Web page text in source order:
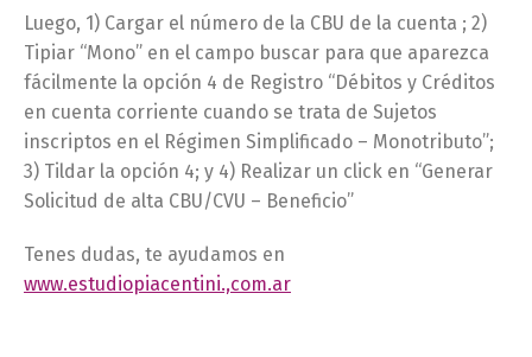
Luego, 1) Cargar el número de la CBU de la cuenta ; 2)
Tipiar “Mono” en el campo buscar para que aparezca
fácilmente la opción 4 de Registro “Débitos y Créditos
en cuenta corriente cuando se trata de Sujetos
inscriptos en el Régimen Simplificado – Monotributo”;
3) Tildar la opción 4; y 4) Realizar un click en “Generar
Solicitud de alta CBU/CVU – Beneficio”
Tenes dudas, te ayudamos en
www.estudiopiacentini.,com.ar